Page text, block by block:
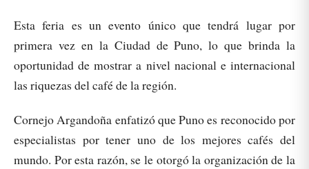
Esta feria es un evento único que tendrá lugar por
primera vez en la Ciudad de Puno, lo que brinda la
oportunidad de mostrar a nivel nacional e internacional
las riquezas del café de la región.
Cornejo Argandoña enfatizó que Puno es reconocido por
especialistas por tener uno de los mejores cafés del
mundo. Por esta razón, se le otorgó la organización de la